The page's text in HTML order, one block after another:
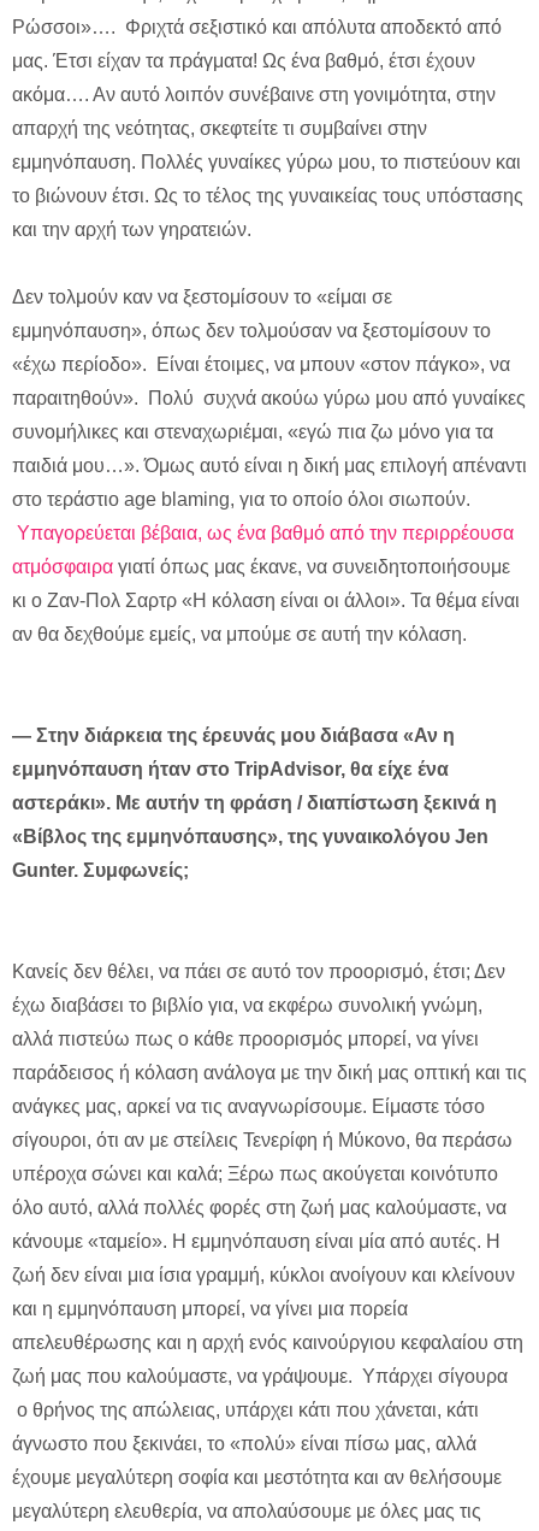
Ρώσσοι»…. Φριχτά σεξιστικό και απόλυτα αποδεκτό από
μας. Έτσι είχαν τα πράγματα! Ως ένα βαθμό, έτσι έχουν
ακόμα…. Αν αυτό λοιπόν συνέβαινε στη γονιμότητα, στην
απαρχή της νεότητας, σκεφτείτε τι συμβαίνει στην
εμμηνόπαυση. Πολλές γυναίκες γύρω μου, το πιστεύουν και
το βιώνουν έτσι. Ως το τέλος της γυναικείας τους υπόστασης
και την αρχή των γηρατειών.
Δεν τολμούν καν να ξεστομίσουν το «είμαι σε
εμμηνόπαυση», όπως δεν τολμούσαν να ξεστομίσουν το
«έχω περίοδο». Είναι έτοιμες, να μπουν «στον πάγκο», να
παραιτηθούν». Πολύ συχνά ακούω γύρω μου από γυναίκες
συνομήλικες και στεναχωριέμαι, «εγώ πια ζω μόνο για τα
παιδιά μου…». Όμως αυτό είναι η δική μας επιλογή απέναντι
στο τεράστιο age blaming, για το οποίο όλοι σιωπούν.
Υπαγορεύεται βέβαια, ως ένα βαθμό από την περιρρέουσα
ατμόσφαιρα γιατί όπως μας έκανε, να συνειδητοποιήσουμε
κι ο Ζαν-Πολ Σαρτρ «Η κόλαση είναι οι άλλοι». Τα θέμα είναι
αν θα δεχθούμε εμείς, να μπούμε σε αυτή την κόλαση.
— Στην διάρκεια της έρευνάς μου διάβασα «Αν η
εμμηνόπαυση ήταν στο TripAdvisor, θα είχε ένα
αστεράκι». Με αυτήν τη φράση / διαπίστωση ξεκινά η
«Βίβλος της εμμηνόπαυσης», της γυναικολόγου Jen
Gunter. Συμφωνείς;
Κανείς δεν θέλει, να πάει σε αυτό τον προορισμό, έτσι; Δεν
έχω διαβάσει το βιβλίο για, να εκφέρω συνολική γνώμη,
αλλά πιστεύω πως ο κάθε προορισμός μπορεί, να γίνει
παράδεισος ή κόλαση ανάλογα με την δική μας οπτική και τις
ανάγκες μας, αρκεί να τις αναγνωρίσουμε. Είμαστε τόσο
σίγουροι, ότι αν με στείλεις Τενερίφη ή Μύκονο, θα περάσω
υπέροχα σώνει και καλά; Ξέρω πως ακούγεται κοινότυπο
όλο αυτό, αλλά πολλές φορές στη ζωή μας καλούμαστε, να
κάνουμε «ταμείο». Η εμμηνόπαυση είναι μία από αυτές. Η
ζωή δεν είναι μια ίσια γραμμή, κύκλοι ανοίγουν και κλείνουν
και η εμμηνόπαυση μπορεί, να γίνει μια πορεία
απελευθέρωσης και η αρχή ενός καινούργιου κεφαλαίου στη
ζωή μας που καλούμαστε, να γράψουμε. Υπάρχει σίγουρα
ο θρήνος της απώλειας, υπάρχει κάτι που χάνεται, κάτι
άγνωστο που ξεκινάει, το «πολύ» είναι πίσω μας, αλλά
έχουμε μεγαλύτερη σοφία και μεστότητα και αν θελήσουμε
μεγαλύτερη ελευθερία, να απολαύσουμε με όλες μας τις